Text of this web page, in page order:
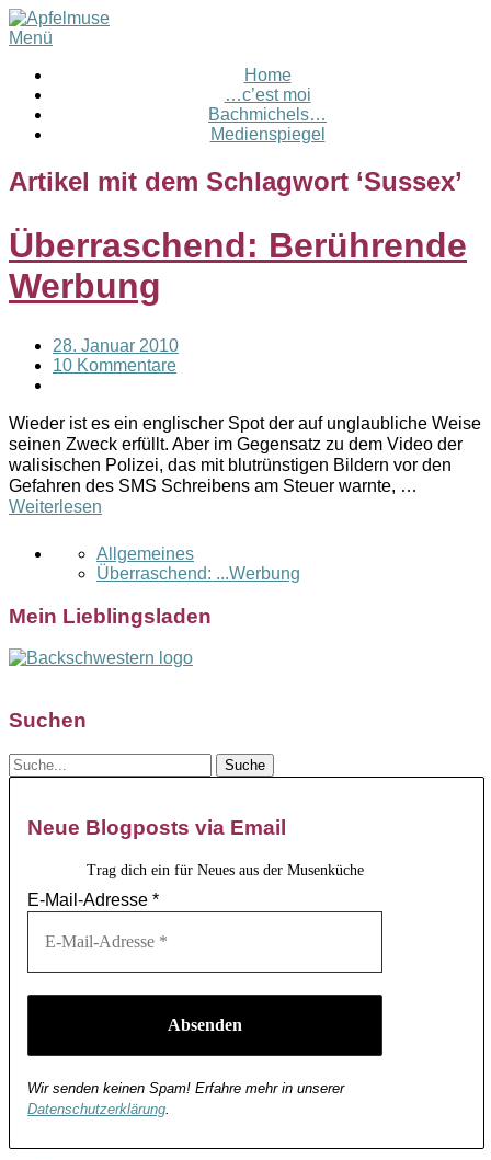
Menü
Home
…c’est moi
Bachmichels…
Medienspiegel
Artikel mit dem Schlagwort ‘Sussex’
Überraschend: Berührende
Werbung
28. Januar 2010
10 Kommentare
Wieder ist es ein englischer Spot der auf unglaubliche Weise
seinen Zweck erfüllt. Aber im Gegensatz zu dem Video der
walisischen Polizei, das mit blutrünstigen Bildern vor den
Gefahren des SMS Schreibens am Steuer warnte, …
Weiterlesen
Allgemeines
Überraschend: ...Werbung
Mein Lieblingsladen
Suchen
Neue Blogposts via Email
Trag dich ein für Neues aus der Musenküche
E-Mail-Adresse *
Wir senden keinen Spam! Erfahre mehr in unserer
Datenschutzerklärung